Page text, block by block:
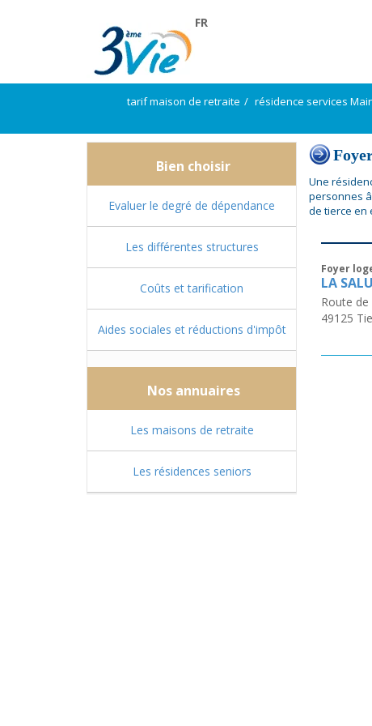
FR
tarif maison de retraite résidence services
Bien choisir
Evaluer le degré de dépendance
Les différentes structures
Coûts et tarification
Aides sociales et réductions d'impôt
Nos annuaires
Les maisons de retraite
Les résidences seniors
Une
personnes
de tierce en
Foyer
LA
Route de
49125